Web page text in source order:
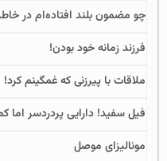
چو مضمون بلند افتاده‌ام در
فرزند زمانه خود بودن!
ملاقات با پیرزنی که غمگینم کرد!
فیل سفید! دارایی پردردسر اما
مونالیزای موصل